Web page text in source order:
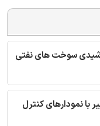
سوخت های نفتی
نمودارهای کنترل